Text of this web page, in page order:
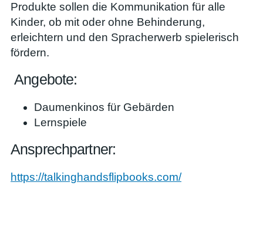
Produkte sollen die Kommunikation für alle
Kinder, ob mit oder ohne Behinderung,
erleichtern und den Spracherwerb spielerisch
fördern.
Angebote:
Daumenkinos für Gebärden
Lernspiele
Ansprechpartner:
https://talkinghandsflipbooks.com/